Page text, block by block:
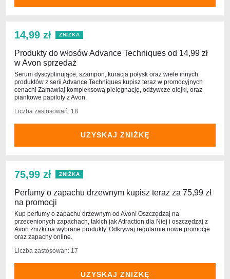
14,99 zł ZNIŻKA
Produkty do włosów Advance Techniques od 14,99 zł
w Avon sprzedaż
Serum dyscyplinujące, szampon, kuracja połysk oraz wiele innych
produktów z serii Advance Techniques kupisz teraz w promocyjnych
cenach! Zamawiaj kompleksową pielęgnację, odżywcze olejki, oraz
piankowe papiloty z Avon.
Liczba zastosowań: 18
UZYSKAJ ZNIŻKĘ
75,99 zł ZNIŻKA
Perfumy o zapachu drzewnym kupisz teraz za 75,99 zł
na promocji
Kup perfumy o zapachu drzewnym od Avon! Oszczędzaj na
przecenionych zapachach, takich jak Attraction dla Niej i oszczędzaj z
Avon zniżki na wybrane produkty. Odkrywaj regularnie nowe promocje
oraz zapachy online.
Liczba zastosowań: 17
UZYSKAJ ZNIŻKĘ